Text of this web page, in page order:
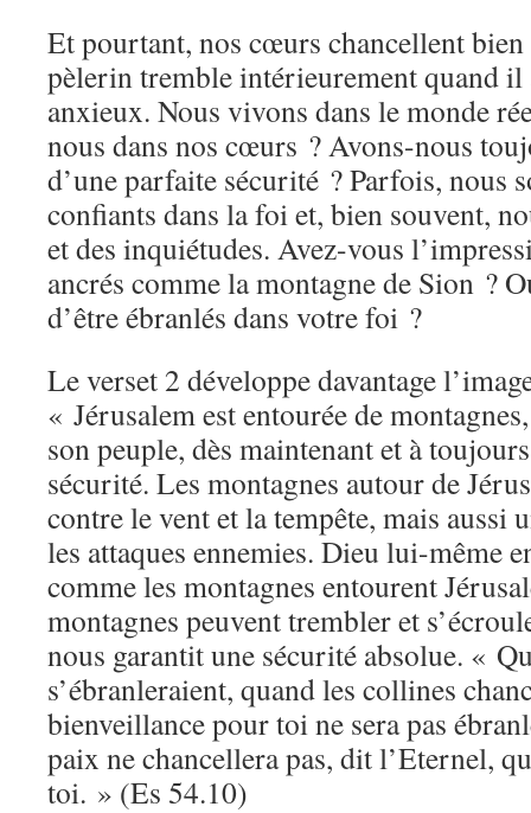
Et pourtant, nos cœurs chancellent
pèlerin tremble intérieurement quand il
anxieux. Nous vivons dans le monde
nous dans nos cœurs ? Avons-nous
d’une parfaite sécurité ? Parfois, nous
confiants dans la foi et, bien souvent,
et des inquiétudes. Avez-vous
ancrés comme la montagne de Sion ?
d’être ébranlés dans votre foi ?
Le verset 2 développe davantage
« Jérusalem est entourée de
son peuple, dès maintenant et à
sécurité. Les montagnes autour de
contre le vent et la tempête, mais aussi
les attaques ennemies. Dieu lui-même
comme les montagnes entourent
montagnes peuvent trembler et
nous garantit une sécurité absolue. «
s’ébranleraient, quand les collines
bienveillance pour toi ne sera pas
paix ne chancellera pas, dit l’Eternel,
toi. » (Es 54.10)